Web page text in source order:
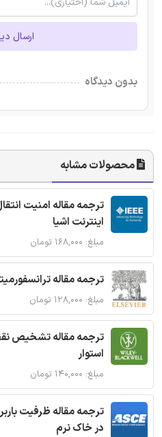
ارسال
بدون دیدگاه
محصولات مشابه
اینترنت اشیا
مبلغ: ۱۶۸,۰۰۰ تومان
ترجمه مقاله
مبلغ: ۱۲۸,۰۰۰ تومان
ترجمه مقاله تشخیص
استوار
مبلغ: ۱۴۰,۰۰۰ تومان
ترجمه مقاله ظرفیت
در خاک نرم